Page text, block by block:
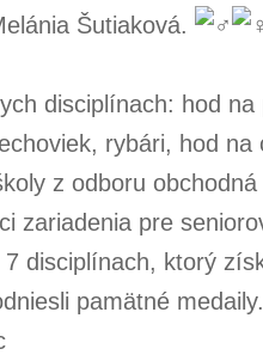
Šutiaková.
disciplínach: hod
rybári, hod
z odboru
zariadenia pre
disciplínach, ktorý
pamätné medaily.